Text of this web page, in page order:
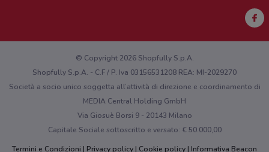
Hai un malfunzionamento sul web o sull'app?
© Copyright 2026 Shopfully S.p.A.
Shopfully S.p.A. - C.F / P. Iva 03156531208 REA: MI-2029270
Società a socio unico soggetta all’attività di direzione e coordinamento di
MEDIA Central Holding GmbH
Via Giosuè Borsi 9 - 20143 Milano
Capitale Sociale sottoscritto e versato: € 50.000,00
Termini e Condizioni
Privacy policy Cookie policy Informativa Beacon